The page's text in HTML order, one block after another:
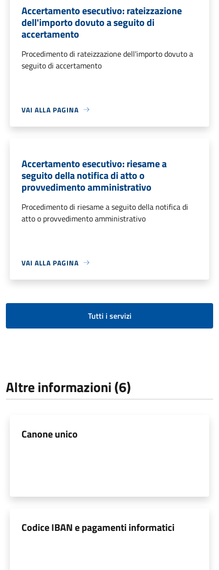
Accertamento esecutivo: rateizzazione
dell'importo dovuto a seguito di
accertamento
Procedimento di rateizzazione dell'importo dovuto a
seguito di accertamento
VAI ALLA PAGINA
Accertamento esecutivo: riesame a
seguito della notifica di atto o
provvedimento amministrativo
Procedimento di riesame a seguito della notifica di
atto o provvedimento amministrativo
VAI ALLA PAGINA
Tutti i servizi
Altre informazioni (6)
Canone unico
Codice IBAN e pagamenti informatici